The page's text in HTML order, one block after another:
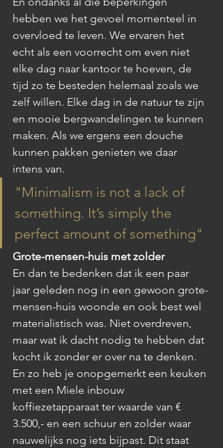
hebben we het gevoel momenteel in
overvloed te leven. We ervaren het
echt als een voorrecht om even niet
elke dag naar kantoor te hoeven, de
tijd zo te besteden helemaal zoals we
zelf willen. Elke dag in de natuur te zijn
en mooie bergwandelingen te kunnen
maken. Als we ergens een douche
kunnen pakken genieten we daar
intens van.
"Minimalism is not a lack of
something. It’s simply the
perfect amount of something"
Grote-mensen-huis met zolder
En dan te bedenken dat ik een paar
jaar geleden nog in een gewoon grote-
mensen-huis woonde en ook best wel
materialistisch was. Niet overdreven,
maar wat ik dacht nodig te hebben dat
kocht ik zonder er over na te denken.
En zo heb je onopgemerkt een keuken
met een Miele inbouw
koffiezetapparaat ter waarde van €
3.500,- en een schuur en zolder waar
nauwelijks nog iets bijpast. Dit staat